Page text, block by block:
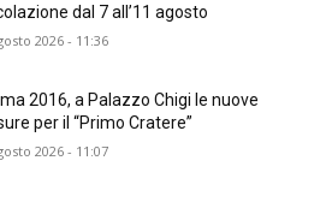
dal 7 all’11 agosto
2026 - 11:36
2016, a Palazzo Chigi le nuove
per il “Primo Cratere”
2026 - 11:07